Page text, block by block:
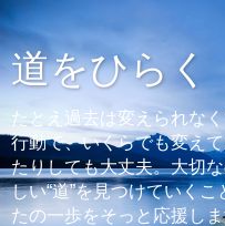
道をひらく
たとえ過去は変えられな
行動で、いくらでも変え
たりしても大丈夫。大切
しい“道”を見つけていく
たの一歩をそっと応援し